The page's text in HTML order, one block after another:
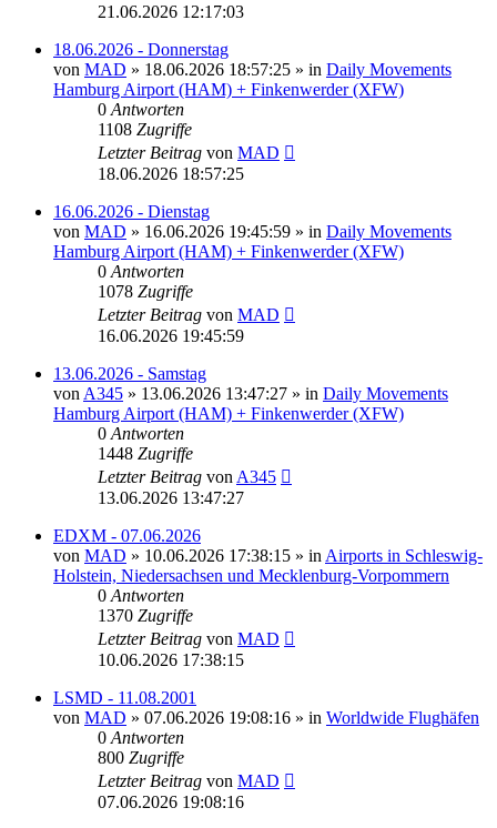
21.06.2026 12:17:03
18.06.2026 - Donnerstag
von MAD » 18.06.2026 18:57:25 » in Daily Movements
Hamburg Airport (HAM) + Finkenwerder (XFW)
0 Antworten
1108 Zugriffe
Letzter Beitrag von MAD
18.06.2026 18:57:25
16.06.2026 - Dienstag
von MAD » 16.06.2026 19:45:59 » in Daily Movements
Hamburg Airport (HAM) + Finkenwerder (XFW)
0 Antworten
1078 Zugriffe
Letzter Beitrag von MAD
16.06.2026 19:45:59
13.06.2026 - Samstag
von A345 » 13.06.2026 13:47:27 » in Daily Movements
Hamburg Airport (HAM) + Finkenwerder (XFW)
0 Antworten
1448 Zugriffe
Letzter Beitrag von A345
13.06.2026 13:47:27
EDXM - 07.06.2026
von MAD » 10.06.2026 17:38:15 » in Airports in Schleswig-
Holstein, Niedersachsen und Mecklenburg-Vorpommern
0 Antworten
1370 Zugriffe
Letzter Beitrag von MAD
10.06.2026 17:38:15
LSMD - 11.08.2001
von MAD » 07.06.2026 19:08:16 » in Worldwide Flughäfen
0 Antworten
800 Zugriffe
Letzter Beitrag von MAD
07.06.2026 19:08:16